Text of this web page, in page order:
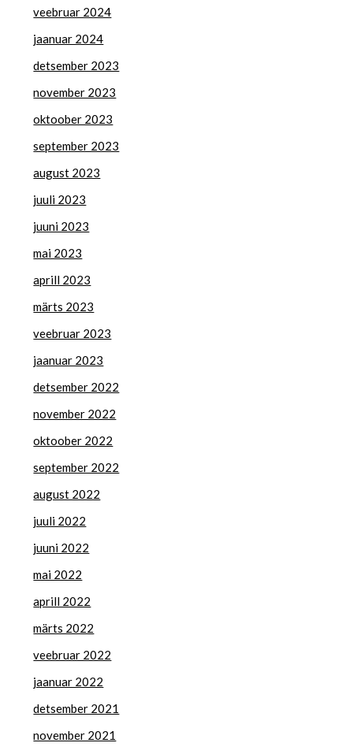
veebruar 2024
jaanuar 2024
detsember 2023
november 2023
oktoober 2023
september 2023
august 2023
juuli 2023
juuni 2023
mai 2023
aprill 2023
märts 2023
veebruar 2023
jaanuar 2023
detsember 2022
november 2022
oktoober 2022
september 2022
august 2022
juuli 2022
juuni 2022
mai 2022
aprill 2022
märts 2022
veebruar 2022
jaanuar 2022
detsember 2021
november 2021